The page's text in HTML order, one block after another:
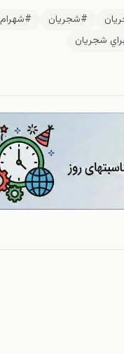
#شجريان
شجريان